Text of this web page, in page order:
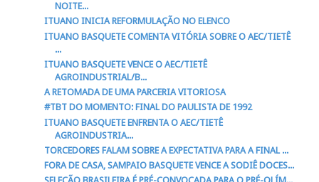
NOITE...
ITUANO INICIA REFORMULAÇÃO NO ELENCO
ITUANO BASQUETE COMENTA VITÓRIA SOBRE O AEC/TIETÊ
...
ITUANO BASQUETE VENCE O AEC/TIETÊ
AGROINDUSTRIAL/B...
A RETOMADA DE UMA PARCERIA VITORIOSA
#TBT DO MOMENTO: FINAL DO PAULISTA DE 1992
ITUANO BASQUETE ENFRENTA O AEC/TIETÊ
AGROINDUSTRIA...
TORCEDORES FALAM SOBRE A EXPECTATIVA PARA A FINAL ...
FORA DE CASA, SAMPAIO BASQUETE VENCE A SODIÊ DOCES...